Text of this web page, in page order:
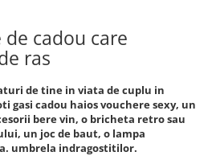
cadou care
ras
de tine in viata de cuplu in
gasi cadou haios vouchere sexy, un
bere vin, o bricheta retro sau
un joc de baut, o lampa
umbrela indragostitilor.